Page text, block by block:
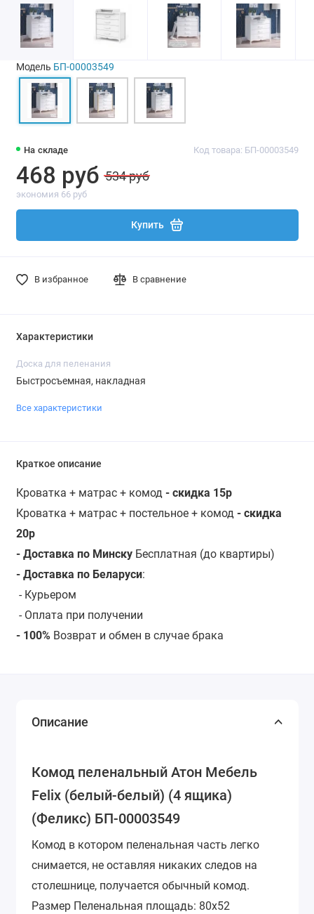
На складе Код товара: БП-00003549
468 руб 534 руб
экономия 66 руб
Купить
В избранное В сравнение
Модель БП-00003549
Характеристики
Доска для пеленания
Быстросъемная, накладная
Все характеристики
Краткое описание
Кроватка + матрас + комод - скидка 15р
Кроватка + матрас + постельное + комод - скидка
20р
- Доставка по МинскуБесплатная (до квартиры)
- Доставка по Беларуси:
- Курьером
- Оплата при получении
- 100% Возврат и обмен в случае брака
Описание
Комод пеленальный Атон Мебель
Felix (белый-белый) (4 ящика)
(Феликс) БП-00003549
Комод в котором пеленальная часть легко
снимается, не оставляя никаких следов на
столешнице, получается обычный комод.
Размер Пеленальная площадь: 80х52